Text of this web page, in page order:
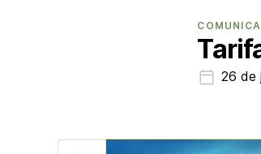
26 de